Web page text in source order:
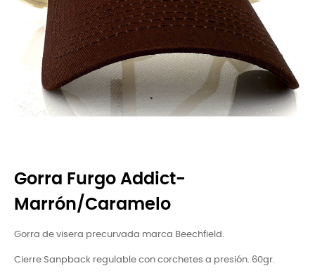
Gorra Furgo Addict-
Marrón/Caramelo
Gorra de visera precurvada marca Beechfield.
Cierre Sanpback regulable con corchetes a presión. 60gr.